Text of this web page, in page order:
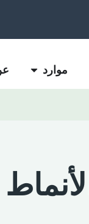
موارد